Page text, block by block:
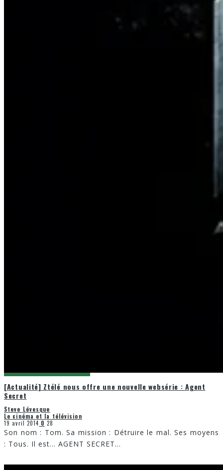
[Actualité] Ztélé nous offre une nouvelle websérie : Agent
Secret
Steve Lévesque
Le cinéma et la télévision
19 avril 2014 0 28
Son nom : Tom. Sa mission : Détruire le mal. Ses moyens
: Tous. Il est… AGENT SECRET...